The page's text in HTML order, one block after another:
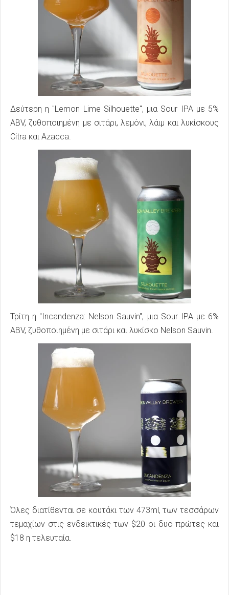
Δεύτερη η "Lemon Lime Silhouette", μια Sour IPA με 5%
ABV, ζυθοποιημένη με σιτάρι, λεμόνι, λάιμ και λυκίσκους
Citra και Azacca.
Τρίτη η "Incandenza: Nelson Sauvin", μια Sour IPA με 6%
ABV, ζυθοποιημένη με σιτάρι και λυκίσκο Nelson Sauvin.
Όλες διατίθενται σε κουτάκι των 473ml, των τεσσάρων
τεμαχίων στις ενδεικτικές των $20 οι δυο πρώτες και
$18 η τελευταία.